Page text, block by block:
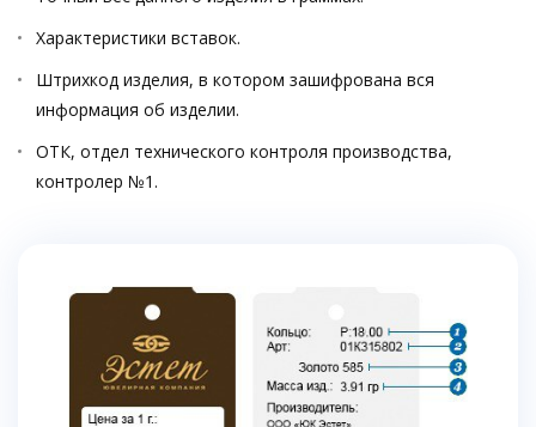
Характеристики вставок.
Штрихкод изделия, в котором зашифрована вся
информация об изделии.
ОТК, отдел технического контроля производства,
контролер №1.